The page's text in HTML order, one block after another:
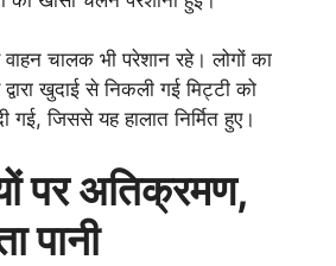
चालक भी परेशान रहे। लोगों का
खुदाई से निकली गई मिट्टी को
जिससे यह हालात निर्मित हुए।
पर अतिक्रमण,
पानी